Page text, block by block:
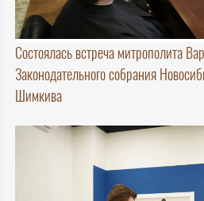
Состоялась встреча митрополита
Законодательного собрания
Шимкива